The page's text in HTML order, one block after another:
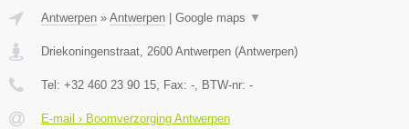
Antwerpen » Antwerpen | Google maps ▼
Driekoningenstraat 2600 Antwerpen (Antwerpen)
Tel: +32 460 23 90 15 , Fax: - , BTW-nr: -
E-mail › Boomverzorging Antwerpen